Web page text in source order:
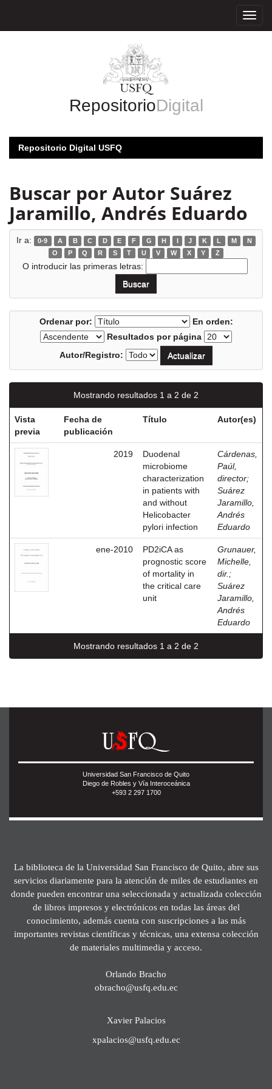
RepositorioDigital
Repositorio Digital USFQ
Buscar por Autor Suárez
Jaramillo, Andrés Eduardo
Ir a: 0-9 A B C D E F G H I J K L M
N
O
P Q R S T U V W X Y Z
O introducir las primeras letras:
Ordenar por:
En orden:
Resultados por página
Autor/Registro:
Mostrando resultados 1 a 2 de 2
Vista
previa
Fecha de
publicación
Título Autor(es)
2019
Duodenal
microbiome
characterization
in patients with
and without
Helicobacter
pylori infection
Cárdenas,
Paúl,
director;
Suárez
Jaramillo,
Andrés
Eduardo
ene-2010
PD2iCA as
prognostic score
of mortality in
the critical care
unit
Grunauer,
Michelle,
dir. ;
Suárez
Jaramillo,
Andrés
Eduardo
Mostrando resultados 1 a 2 de 2
Universidad San Francisco de Quito
Diego de Robles y Vía Interoceánica
+593 2 297 1700
La biblioteca de la Universidad San Francisco de Quito, abre sus
servicios diariamente para la atención de miles de estudiantes en
donde pueden encontrar una seleccionada y actualizada colección
de libros impresos y electrónicos en todas las áreas del
conocimiento, además cuenta con suscripciones a las más
importantes revistas científicas y técnicas, una extensa colección
de materiales multimedia y acceso.
Orlando Bracho
obracho@usfq.edu.ec
Xavier Palacios
xpalacios@usfq.edu.ec